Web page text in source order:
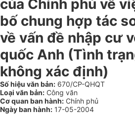
của Chính phủ về
bố chung hợp tác
về vấn đề nhập cư
quốc Anh (Tình
không xác định)
Số hiệu văn bản: 670/CP-QHQT
Loại văn bản: Công văn
Cơ quan ban hành: Chính phủ
Ngày ban hành: 17-05-2004